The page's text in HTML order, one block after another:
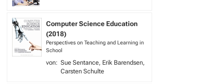
Computer Science Education
(2018)
Perspectives on Teaching and Learning in
School
Sue Sentance Erik Barendsen
Carsten Schulte